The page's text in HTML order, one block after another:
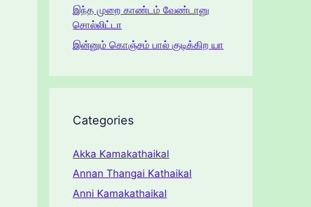
இந்த முறை காண்டம் வேண்டானு
சொல்லிட்டா
இன்னும் கொஞ்சம் பால் குடிக்கிற யா
Categories
Akka Kamakathaikal
Annan Thangai Kathaikal
Anni Kamakathaikal